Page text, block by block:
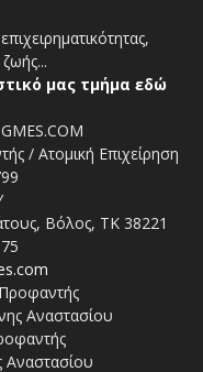
μας τμήμα εδώ
/ Ατομική Επιχείρηση
Βόλος, ΤΚ 38221
Αναστασίου
Αναστασίου